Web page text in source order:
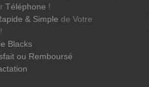
Téléphone !
& Simple de Votre
Blacks
ou Remboursé